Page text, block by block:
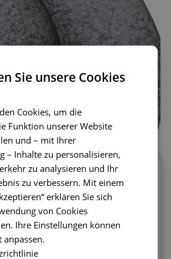
Balance Board ist eine
für den Innenbereich, aber
im Freien.Das Training
wirkt sich positiv
und auch auf die
des Kindes aus. Bei
Sie unsere Cookies
Cookies, um die
Funktion unserer Website
und – mit Ihrer
– Inhalte zu personalisieren,
zu analysieren und Ihr
zu verbessern. Mit einem
erklären Sie sich
von Cookies
Ihre Einstellungen können
anpassen.